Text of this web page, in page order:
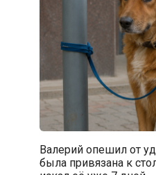
Валерий опешил от
была привязана к